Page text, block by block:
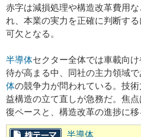
赤字は減損処理や構造改革費用
れ、本業の実力を正確に判断す
可欠となる。
半導体セクター全体では車載向
待が高まる中、同社の主力領域
体の競争力が問われている。技
益構造の立て直しが急務だ。焦
復ペースと、構造改革の進捗に移
半導体